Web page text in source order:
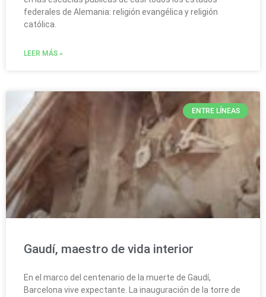
federales de Alemania: religión evangélica y religión
católica.
LEER MÁS »
ENTRE LÍNEAS
Gaudí, maestro de vida interior
En el marco del centenario de la muerte de Gaudí,
Barcelona vive expectante. La inauguración de la torre de